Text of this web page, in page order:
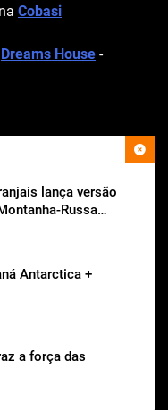
lança versão
Russa
Antarctica +
a força das
Cobasi
Dreams House -